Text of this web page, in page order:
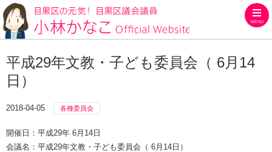
MENU
平成29年文教・子ども委員会（ 6月14
日）
2018-04-05 各種委員会
開催日：平成29年 6月14日
会議名：平成29年文教・子ども委員会（ 6月14日）